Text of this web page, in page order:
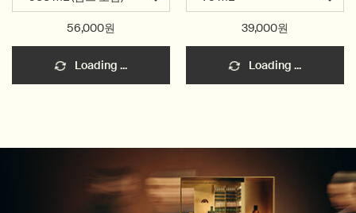
56,000원
Loading ...
39,000원
Loading ...